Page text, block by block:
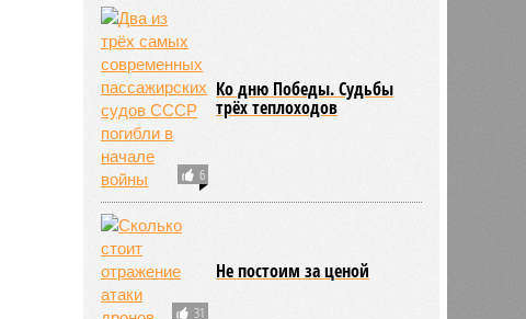
6
Ко дню Победы. Судьбы
трёх теплоходов
31
Не постоим за ценой